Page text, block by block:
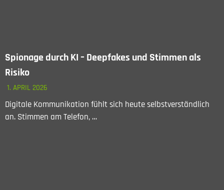
Spionage durch KI – Deepfakes und Stimmen als
Risiko
1. APRIL 2026
Digitale Kommunikation fühlt sich heute selbstverständlich
an. Stimmen am Telefon, …